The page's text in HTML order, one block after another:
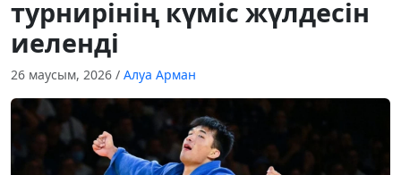
турнирінің күміс жүлдесін
иеленді
26 маусым, 2026 / Алуа Арман